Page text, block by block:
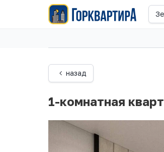
назад
1-комнатная